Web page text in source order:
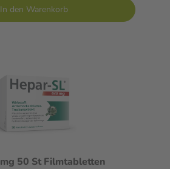
In den Warenkorb
Hepar-SL 640 mg 50 St Filmtabletten